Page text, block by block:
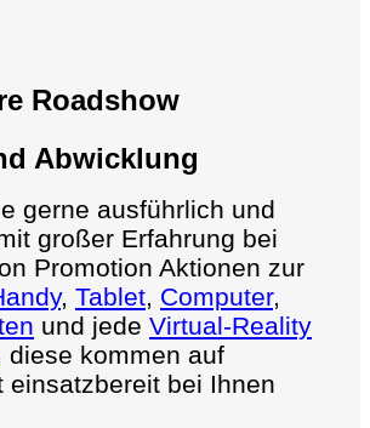
Roadshow
Abwicklung
gerne ausführlich und
großer Erfahrung bei
Promotion Aktionen zur
, Tablet Computer,
und jede Virtual-Reality
, diese kommen auf
einsatzbereit bei Ihnen